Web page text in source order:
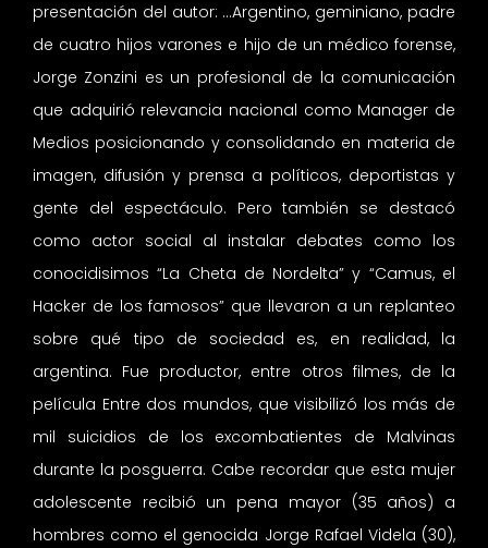
presentación del autor: …Argentino, geminiano, padre
de cuatro hijos varones e hijo de un médico forense,
Jorge Zonzini es un profesional de la comunicación
que adquirió relevancia nacional como Manager de
Medios posicionando y consolidando en materia de
imagen, difusión y prensa a políticos, deportistas y
gente del espectáculo. Pero también se destacó
como actor social al instalar debates como los
conocidisimos “La Cheta de Nordelta” y “Camus, el
Hacker de los famosos” que llevaron a un replanteo
sobre qué tipo de sociedad es, en realidad, la
argentina. Fue productor, entre otros filmes, de la
película Entre dos mundos, que visibilizó los más de
mil suicidios de los excombatientes de Malvinas
durante la posguerra. Cabe recordar que esta mujer
adolescente recibió un pena mayor (35 años) a
hombres como el genocida Jorge Rafael Videla (30),